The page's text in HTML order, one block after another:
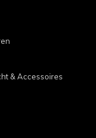
& Accessoires